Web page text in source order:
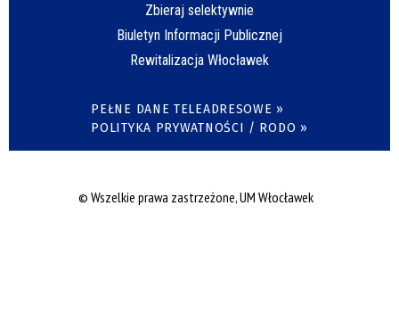
Zbieraj selektywnie
Biuletyn Informacji Publicznej
Rewitalizacja Włocławek
PEŁNE DANE TELEADRESOWE »
POLITYKA PRYWATNOŚCI / RODO »
© Wszelkie prawa zastrzeżone, UM Włocławek